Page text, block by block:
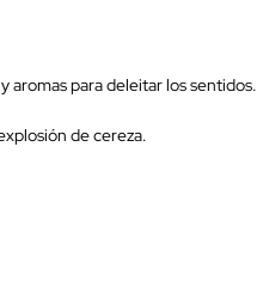
aromas para deleitar los sentidos.
de cereza.